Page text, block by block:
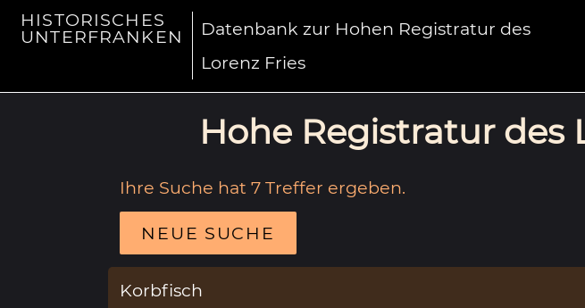
HISTORISCHES
UNTERFRANKEN
Datenbank zur Hohen Registratur des
Lorenz Fries
Hohe Registratur des
Ihre Suche hat 7 Treffer ergeben.
NEUE SUCHE
Korbfisch